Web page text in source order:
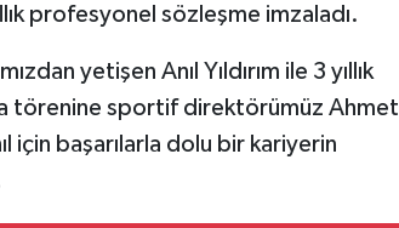
profesyonel sözleşme imzaladı.
yetişen Anıl Yıldırım ile 3 yıllık
törenine sportif direktörümüz Ahmet
için başarılarla dolu bir kariyerin